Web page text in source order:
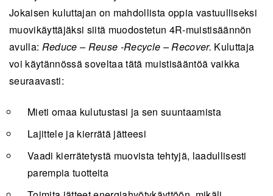
Jokaisen kuluttajan on mahdollista oppia vastuulliseksi
muovikäyttäjäksi siitä muodostetun 4R-muistisäännön
avulla: Reduce – Reuse -Recycle – Recover. Kuluttaja
voi käytännössä soveltaa tätä muistisääntöä vaikka
seuraavasti:
Mieti omaa kulutustasi ja sen suuntaamista
Lajittele ja kierrätä jätteesi
Vaadi kierrätetystä muovista tehtyjä, laadullisesti
parempia tuotteita